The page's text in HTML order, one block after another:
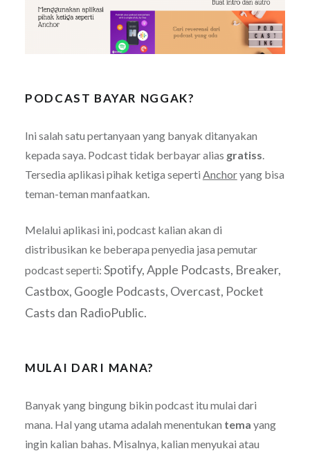
PODCAST BAYAR NGGAK?
Ini salah satu pertanyaan yang banyak ditanyakan
kepada saya. Podcast tidak berbayar alias gratiss
Tersedia aplikasi pihak ketiga seperti Anchoryang bisa
teman-teman manfaatkan.
Melalui aplikasi ini, podcast kalian akan di
distribusikan ke beberapa penyedia jasa pemutar
podcast seperti: Spotify, Apple Podcasts, Breaker,
Castbox, Google Podcasts, Overcast, Pocket
Casts dan RadioPublic.
MULAI DARI MANA?
Banyak yang bingung bikin podcast itu mulai dari
mana. Hal yang utama adalah menentukan tema yang
ingin kalian bahas. Misalnya, kalian menyukai atau